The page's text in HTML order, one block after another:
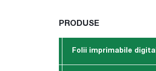
PRODUSE
Folii imprimabile digital